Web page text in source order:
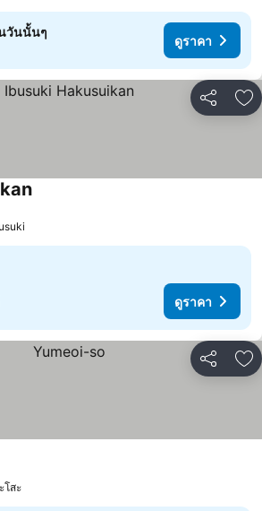
วันนั้นๆ
ดูราคา
แชร์ เ
ดูราคา
แชร์ เ
โสะ